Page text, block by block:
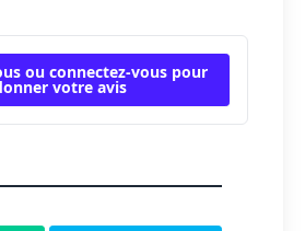
ou connectez-vous pour
votre avis